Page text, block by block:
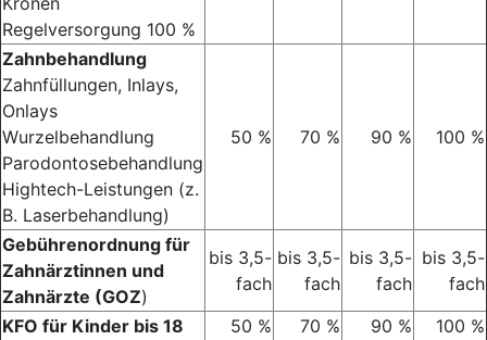
Regelversorgung 100 %
Zahnbehandlung
Zahnfüllungen, Inlays,
Onlays
Wurzelbehandlung
Parodontosebehandlung
Hightech-Leistungen (z.
B. Laserbehandlung)
50 % 70 % 90 % 100 %
Gebührenordnung für
Zahnärztinnen und
Zahnärzte (GOZ)
bis 3,5-
fach
bis 3,5-
fach
bis 3,5-
fach
bis 3,5-
fach
KFO für Kinder bis 18
50 %
70 %
90 %
100 %